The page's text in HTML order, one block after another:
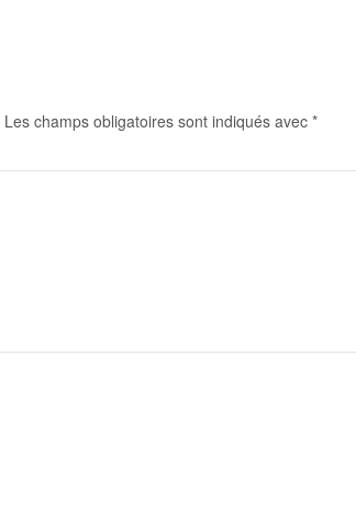
Les champs obligatoires sont indiqués avec *